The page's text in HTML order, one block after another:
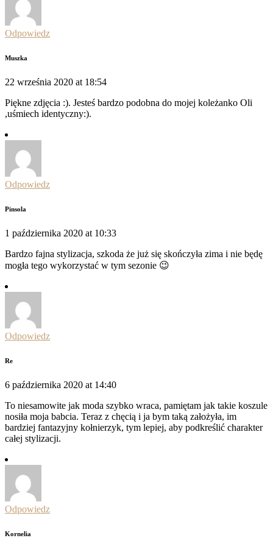
Odpowiedz
Muszka
22 września 2020 at 18:54
Piękne zdjęcia :). Jesteś bardzo podobna do mojej koleżanko Oli
,uśmiech identyczny:).
Odpowiedz
Pinsola
1 października 2020 at 10:33
Bardzo fajna stylizacja, szkoda że już się skończyła zima i nie będę
mogła tego wykorzystać w tym sezonie 😉
Odpowiedz
Re
6 października 2020 at 14:40
To niesamowite jak moda szybko wraca, pamiętam jak takie koszule
nosiła moja babcia. Teraz z chęcią i ja bym taką założyła, im
bardziej fantazyjny kołnierzyk, tym lepiej, aby podkreślić charakter
całej stylizacji.
Odpowiedz
Kornelia